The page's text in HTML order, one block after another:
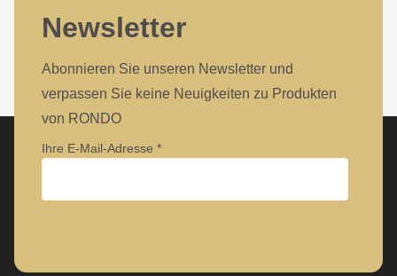
string
deprecated
in
Drupal\rondo_contact\ContactService-
>Drupal\rondo_contact\
Newsletter
Abonnieren Sie unseren Newsletter und
verpassen Sie keine Neuigkeiten zu Produkten
von RONDO
Ihre E-Mail-Adresse